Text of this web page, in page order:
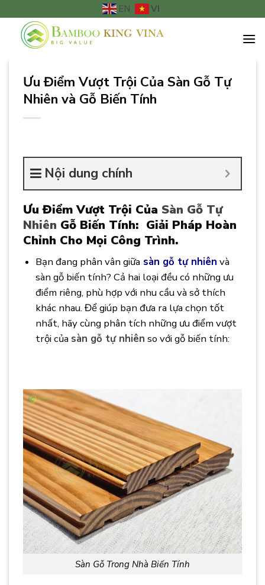
đến
EN VI
Ưu Điểm Vượt Trội Của Sàn Gỗ Tự
Nhiên và Gỗ Biến Tính
Nội dung chính
Ưu Điểm Vượt Trội Của Sàn Gỗ Tự
Nhiên Gỗ Biến Tính: Giải Pháp Hoàn
Chỉnh Cho Mọi Công Trình.
Bạn đang phân vân giữasàn gỗ tự nhiên và
sàn gỗ biến tính? Cả hai loại đều có những ưu
điểm riêng, phù hợp với nhu cầu và sở thích
khác nhau. Để giúp bạn đưa ra lựa chọn tốt
nhất, hãy cùng phân tích những ưu điểm vượt
trội của sàn gỗ tự nhiên so với gỗ biến tính:
Sàn Gỗ Trong Nhà Biến Tính